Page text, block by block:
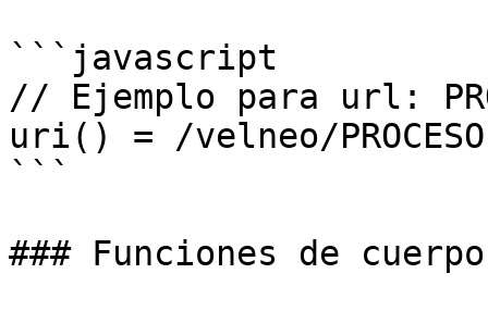
```javascript
// Ejemplo para url:
uri() = /velneo/
```
### Funciones de cuerpo